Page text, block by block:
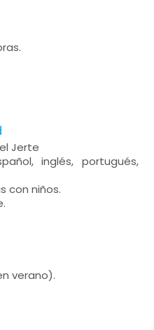
Jerte
inglés, portugués,
con niños.
verano).